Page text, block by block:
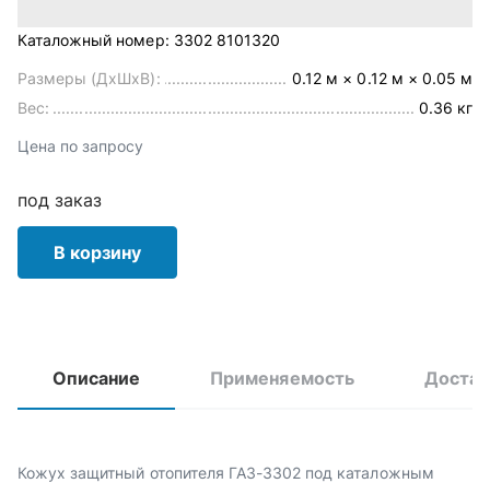
Каталожный номер: 3302 8101320
Размеры (ДхШхВ):
0.12 м × 0.12 м × 0.05 м
Вес:
0.36 кг
Цена по запросу
под заказ
В корзину
Описание Применяемость
Кожух защитный отопителя ГАЗ-3302 под каталожным